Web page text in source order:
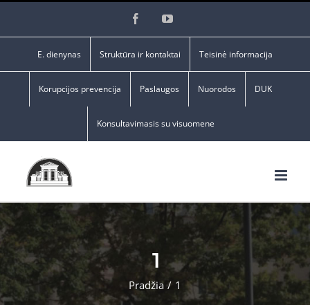
FacebookYouTube
E. dienynas Struktūra ir kontaktai Teisinė informacija
Korupcijos prevencija Paslaugos Nuorodos DUK
Konsultavimasis su visuomene
1
Pradžia / 1